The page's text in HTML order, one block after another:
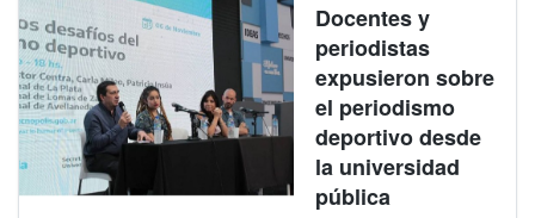
Docentes y
periodistas
expusieron sobre
el periodismo
deportivo desde
la universidad
pública